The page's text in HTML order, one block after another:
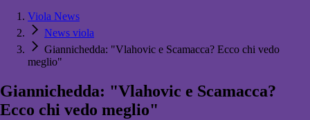
Viola News
News viola
Giannichedda: "Vlahovic e Scamacca? Ecco chi vedo
meglio"
Giannichedda: "Vlahovic e Scamacca?
Ecco chi vedo meglio"